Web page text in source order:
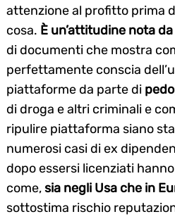
attenzione al profitto prima
cosa. È un’attitudine nota
di documenti che mostra
perfettamente conscia
piattaforme da parte di
di droga e altri criminali e
ripulire piattaforma siano
numerosi casi di ex
dopo essersi licenziati
come,sia negli Usa che in
sottostima rischio